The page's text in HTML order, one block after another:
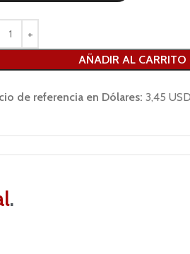
AÑADIR AL CARRITO
de referencia en Dólares: 3,45 USD
.